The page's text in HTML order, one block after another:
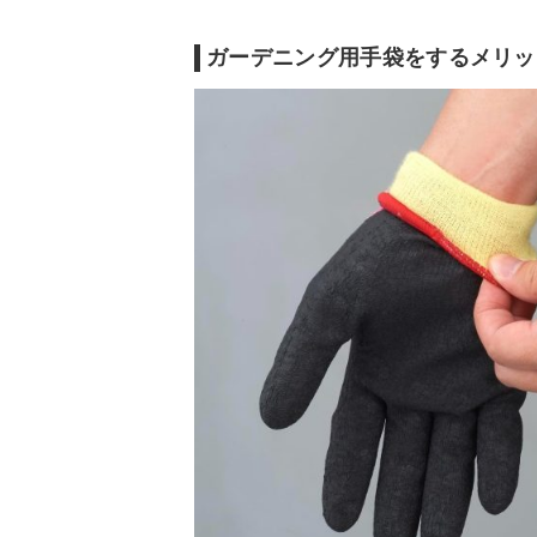
ガーデニング用手袋をするメリ